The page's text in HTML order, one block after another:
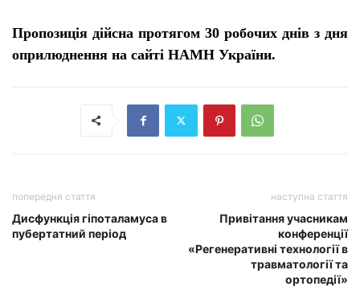
Пропозиція дійсна протягом 30 робочих днів з дня
оприлюднення на сайті НАМН України.
попередня стаття
Дисфункція гіпоталамуса в
пубертатний період
наступна стаття
Привітання учасникам
конференції
«Регенеративні технології в
травматології та
ортопедії»